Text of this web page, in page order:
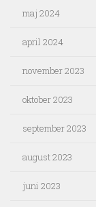
maj 2024
april 2024
november 2023
oktober 2023
september 2023
august 2023
juni 2023